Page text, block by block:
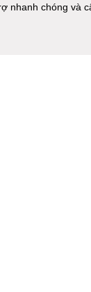
nhanh chóng và